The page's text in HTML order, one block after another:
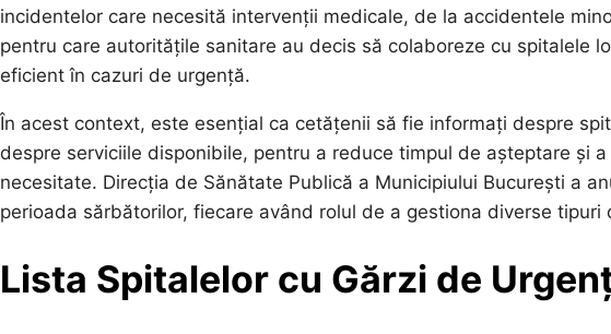
incidentelor care necesită intervenții medicale, de la accidentele
pentru care autoritățile sanitare au decis să colaboreze cu spitalele
eficient în cazuri de urgență.
În acest context, este esențial ca cetățenii să fie informați despre
despre serviciile disponibile, pentru a reduce timpul de așteptare și
necesitate. Direcția de Sănătate Publică a Municipiului București a
perioada sărbătorilor, fiecare având rolul de a gestiona diverse tipuri
Lista Spitalelor cu Gărzi de